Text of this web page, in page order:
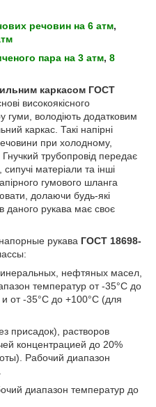
речовин на 6 атм,
пара на 3 атм, 8
каркасом ГОСТ
високоякісного
гуми, володіють додатковим
каркас. Такі напірні
при холодному,
Гнучкий трубопровід передає
матеріали та інші
гумового шланга
долаючи будь-які
даного рукава має своє
рукава ГОСТ 18698-
нефтяных масел,
температур от -35°С до
от -35°С до +100°С (для
присадок), растворов
концентрацией до 20%
Рабочий диапазон
диапазон температур до